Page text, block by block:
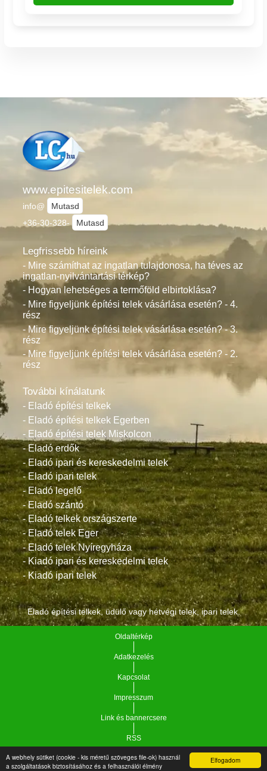
Elfogadom
A webhely sütiket (cookie - kis méretű szöveges file-ok) használ
a szolgáltatások biztosításához és a felhasználói élmény
www.epitesitelek.com
info@
Mutasd
+36-30-328-
Mutasd
Legfrissebb híreink
- Mire számíthat az ingatlan tulajdonosa, ha téves az
ingatlan-nyilvántartási térkép?
- Hogyan lehetséges a termőföld elbirtoklása?
- Mire figyeljünk építési telek vásárlása esetén? - 4.
rész
- Mire figyeljünk építési telek vásárlása esetén? - 3.
rész
- Mire figyeljünk építési telek vásárlása esetén? - 2.
rész
További kínálatunk
- Eladó építési telkek
- Eladó építési telkek Egerben
- Eladó építési telek Miskolcon
- Eladó erdők
- Eladó ipari és kereskedelmi telek
- Eladó ipari telek
- Eladó legelő
- Eladó szántó
- Eladó telkek országszerte
- Eladó telek Eger
- Eladó telek Nyíregyháza
- Kiadó ipari és kereskedelmi telek
- Kiadó ipari telek
Eladó építési telkek, üdülő vagy hétvégi telek, ipari telek.
Oldaltérkép
Adatkezelés
Kapcsolat
Impresszum
Link és bannercsere
RSS
Copyright © 2021.Vár-Köz Kft. - Ingatlan nyilvántartó, ügyviteli és